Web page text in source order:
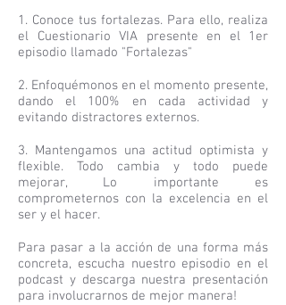
1. Conoce tus fortalezas. Para ello, realiza
el Cuestionario VIA presente en el 1er
episodio llamado "Fortalezas"
2. Enfoquémonos en el momento presente,
dando el 100% en cada actividad y
evitando distractores externos.
3. Mantengamos una actitud optimista y
flexible. Todo cambia y todo puede
mejorar, Lo importante es
comprometernos con la excelencia en el
ser y el hacer.
Para pasar a la acción de una forma más
concreta, escucha nuestro episodio en el
podcast y descarga nuestra presentación
para involucrarnos de mejor manera!